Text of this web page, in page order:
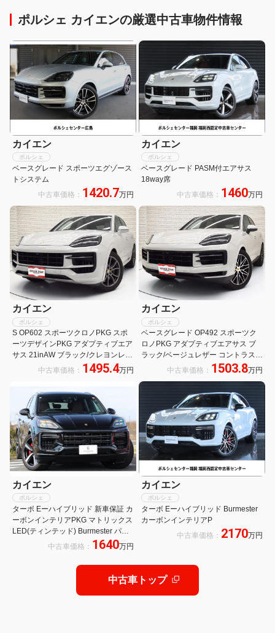
ポルシェ カイエンの厳選中古車物件情報
カイエン
ポルシェ
ベースグレード スポーツエグゾース
トシステム
中古車価格： 1420.7万円
カイエン
ポルシェ
ベースグレード PASM付エアサス
18way席
中古車価格： 1460万円
カイエン
ポルシェ
S OP602 スポーツクロノPKG スポ
ーツデザインPKG アダプティブエア
サス 21inAW ブラック/クレヨンレザ
ーインテリア 前後ベンチレーター パ
中古車価格： 1495.4万円
カイエン
ポルシェ
ベースグレード OP492 スポーツク
ロノPKG アダプティブエアサス ブ
ラック/ベージュレザー コントラスト
カラーデコレイティブステッチ
中古車価格： 1503.8万円
カイエン
ポルシェ
ターボ Eーハイブリッド 新車保証 カ
ーボンインテリアPKG マトリックス
LED(ティンテッド) Burmester パッ
センジャーD 22AW パノラマルーフ
リアアクスル スポエグ
中古車価格： 1640万円
カイエン
ポルシェ
ターボ Eーハイブリッド Burmester
カーボンインテリアP
中古車価格： 2170万円
中古車トップ